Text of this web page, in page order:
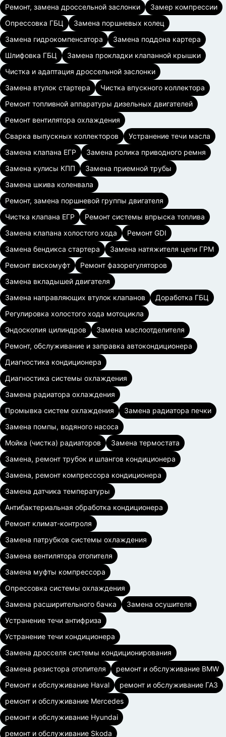
Ремонт, замена дроссельной заслонки
Замер компрессии
Опрессовка ГБЦ
Замена поршневых колец
Замена гидрокомпенсатора
Замена поддона картера
Шлифовка ГБЦ
Замена прокладки клапанной крышки
Чистка и адаптация дроссельной заслонки
Замена втулок стартера
Чистка впускного коллектора
Ремонт топливной аппаратуры дизельных двигателей
Ремонт вентилятора охлаждения
Сварка выпускных коллекторов
Устранение течи масла
Замена клапана ЕГР
Замена ролика приводного ремня
Замена кулисы КПП
Замена приемной трубы
Замена шкива коленвала
Ремонт, замена поршневой группы двигателя
Чистка клапана ЕГР
Ремонт системы впрыска топлива
Замена клапана холостого хода
Ремонт GDI
Замена бендикса стартера
Замена натяжителя цепи ГРМ
Ремонт вискомуфт
Ремонт фазорегуляторов
Замена вкладышей двигателя
Замена направляющих втулок клапанов
Доработка ГБЦ
Регулировка холостого хода мотоцикла
Эндоскопия цилиндров
Замена маслоотделителя
Ремонт, обслуживание и заправка автокондиционера
Диагностика кондиционера
Диагностика системы охлаждения
Замена радиатора охлаждения
Промывка систем охлаждения
Замена радиатора печки
Замена помпы, водяного насоса
Мойка (чистка) радиаторов
Замена термостата
Замена, ремонт трубок и шлангов кондиционера
Замена, ремонт компрессора кондиционера
Замена датчика температуры
Антибактериальная обработка кондиционера
Ремонт климат-контроля
Замена патрубков системы охлаждения
Замена вентилятора отопителя
Замена муфты компрессора
Опрессовка системы охлаждения
Замена расширительного бачка
Замена осушителя
Устранение течи антифриза
Устранение течи кондиционера
Замена дросселя системы кондиционирования
Замена резистора отопителя
ремонт и обслуживание BMW
Ремонт и обслуживание Haval
ремонт и обслуживание ГАЗ
ремонт и обслуживание Mercedes
ремонт и обслуживание Hyundai
ремонт и обслуживание Skoda